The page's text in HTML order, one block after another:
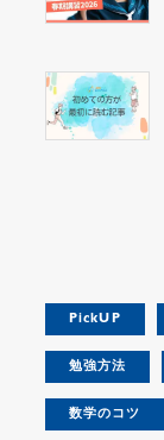
PickUP
勉強方法
数学のコツ